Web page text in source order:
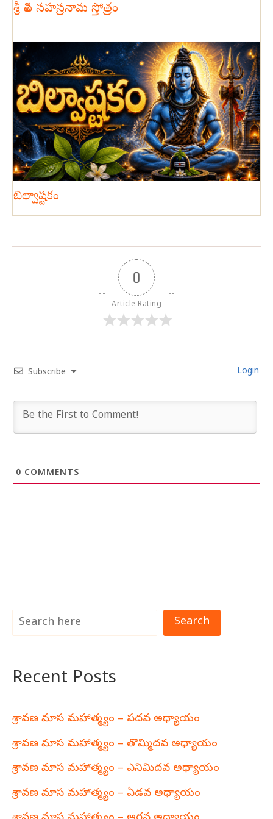
శ్రీ శివ సహస్రనామ స్తోత్రం
బిల్వాష్టకం
0
Article Rating
Subscribe Login
0 COMMENTS
Search
Recent Posts
శ్రావణ మాస మహాత్మ్యం – పదవ అధ్యాయం
శ్రావణ మాస మహాత్మ్యం – తొమ్మిదవ అధ్యాయం
శ్రావణ మాస మహాత్మ్యం – ఎనిమిదవ అధ్యాయం
శ్రావణ మాస మహాత్మ్యం – ఏడవ అధ్యాయం